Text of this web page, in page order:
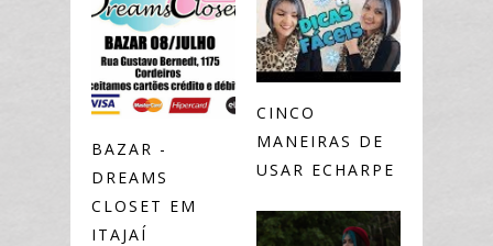
BAZAR -
DREAMS
CLOSET EM
ITAJAÍ
CINCO
MANEIRAS DE
USAR ECHARPE